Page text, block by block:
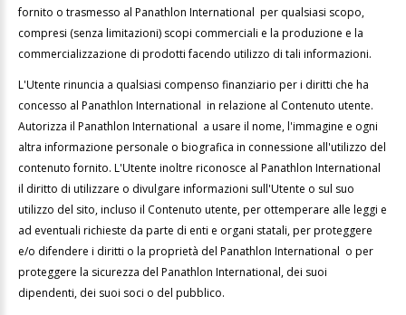
fornito o trasmesso al Panathlon International per qualsiasi scopo,
compresi (senza limitazioni) scopi commerciali e la produzione e la
commercializzazione di prodotti facendo utilizzo di tali informazioni.
L'Utente rinuncia a qualsiasi compenso finanziario per i diritti che ha
concesso al Panathlon International in relazione al Contenuto utente.
Autorizza il Panathlon International a usare il nome, l'immagine e ogni
altra informazione personale o biografica in connessione all'utilizzo del
contenuto fornito. L'Utente inoltre riconosce al Panathlon International
il diritto di utilizzare o divulgare informazioni sull'Utente o sul suo
utilizzo del sito, incluso il Contenuto utente, per ottemperare alle leggi e
ad eventuali richieste da parte di enti e organi statali, per proteggere
e/o difendere i diritti o la proprietà del Panathlon International o per
proteggere la sicurezza del Panathlon International, dei suoi
dipendenti, dei suoi soci o del pubblico.